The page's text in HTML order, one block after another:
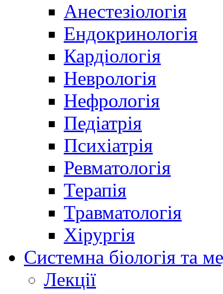
Анестезіологія
Ендокринологія
Кардіологія
Неврологія
Нефрологія
Педіатрія
Психіатрія
Ревматологія
Терапія
Травматологія
Хірургія
Системна біологія та
Лекції